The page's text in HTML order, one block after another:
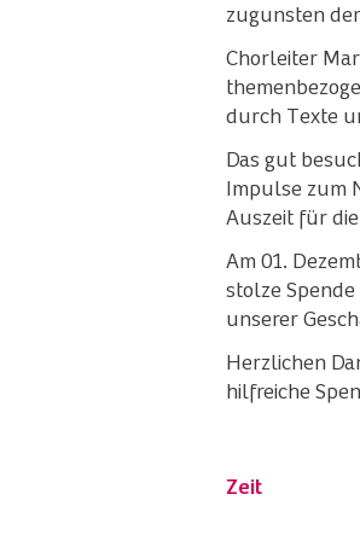
zugunsten
Chorleiter
durch Texte
Das gut
Impulse zum
Auszeit für
Am 01.
stolze
unserer
Herzlichen
hilfreiche
Zeit